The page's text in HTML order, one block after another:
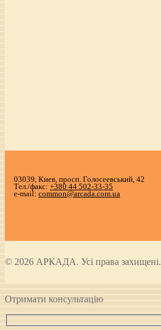
03039, Киев, просп. Голосеевський, 42
Тел./факс: +380 44 502-33-35
e-mail: common@arcada.com.ua
© 2026 АРКАДА. Усі права захищені.
Отримати консультацію